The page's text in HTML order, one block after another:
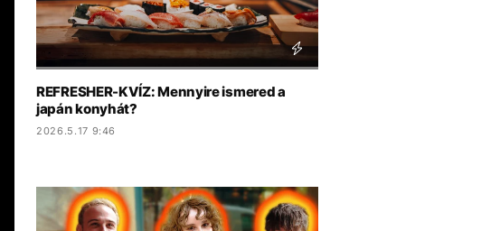
REFRESHER-KVÍZ: Mennyire ismered a
japán konyhát?
2026.5.17 9:46